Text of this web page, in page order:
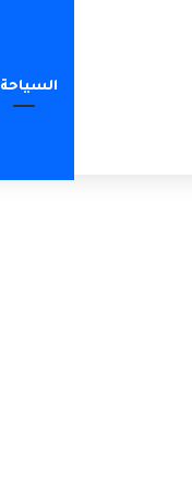
السياحة